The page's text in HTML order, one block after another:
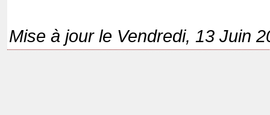
Mise à jour le Vendredi, 13 Juin